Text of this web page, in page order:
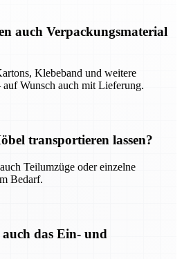
auch Verpackungsmaterial
Klebeband und weitere
Wunsch auch mit Lieferung.
transportieren lassen?
Teilumzüge oder einzelne
Bedarf.
das Ein- und